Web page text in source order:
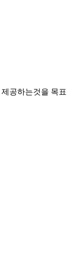
공하는것을 목표